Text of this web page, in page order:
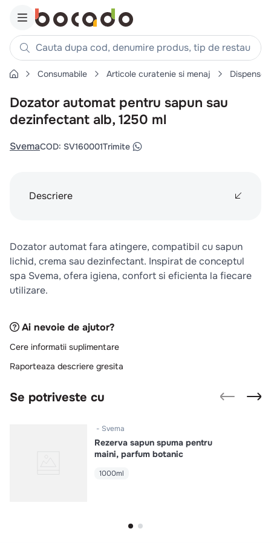
Cauta dupa cod, denumire produs, tip de restaurant,
Căutări populare
1. cartofi
2. piept pui
3 pui
coaste
9. croissant
10.pizza
Consumabile Articole curatenie si menaj
Dozator automat pentru sapun sau
dezinfectant alb, 1250 ml
SvemaCOD: SV160001Trimite
Descriere
Dozator automat fara atingere, compatibil cu sapun
lichid, crema sau dezinfectant. Inspirat de conceptul
spa Svema, ofera igiena, confort si eficienta la fiecare
utilizare.
Ai nevoie de ajutor?
Cere informatii suplimentare
Raporteaza descriere gresita
Se potriveste cu
Svema
Rezerva sapun spuma pentru
maini, parfum botanic
1000ml